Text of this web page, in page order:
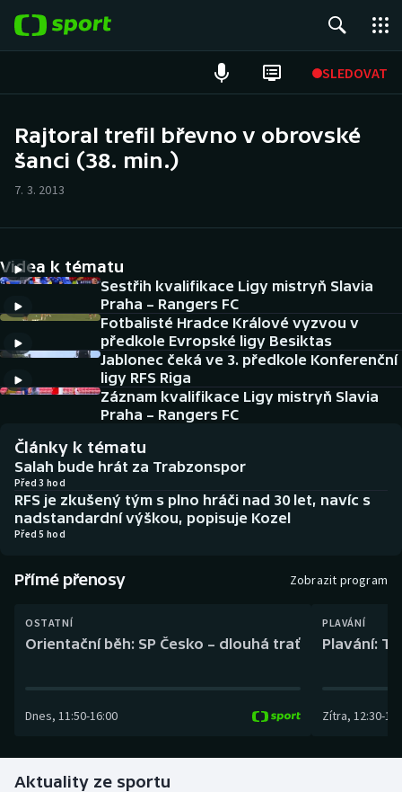
SLEDOVAT
Hokej
Cyklistika
DALŠÍ SPORTY
Americký fotbal
Baseball a softbal
Basketbal
Biatlon
Box
Curling
Florbal
Futsal
NEPŘEHLÉDNĚTE
Historické návraty
Aplikace ČT sport
Rajtoral trefil břevno v obrovské
šanci (38. min.)
7. 3. 2013
Videa k tématu
Sestřih kvalifikace Ligy mistryň Slavia
Praha – Rangers FC
Fotbalisté Hradce Králové vyzvou v
předkole Evropské ligy Besiktas
Jablonec čeká ve 3. předkole Konferenční
ligy RFS Riga
Záznam kvalifikace Ligy mistryň Slavia
Praha – Rangers FC
Články k tématu
Salah bude hrát za Trabzonspor
Před 3 hod
RFS je zkušený tým s plno hráči nad 30 let, navíc s
nadstandardní výškou, popisuje Kozel
Před 5 hod
Přímé přenosy Zobrazit program
OSTATNÍ
Orientační běh: SP Česko – dlouhá trať
Dnes, 11:50-16:00
PLAVÁNÍ
Plavání:
Zítra, 12:30-
Aktuality ze sportu